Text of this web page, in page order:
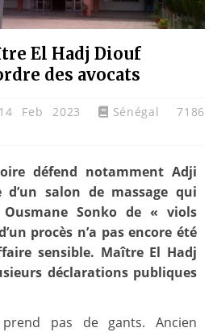
El Hadj Diouf
des avocats
Feb 2023 Sénégal
7186
défend notamment Adji
d’un salon de massage qui
Ousmane Sonko de « viols
procès n’a pas encore été
sensible. Maître El Hadj
déclarations publiques
pas de gants. Ancien